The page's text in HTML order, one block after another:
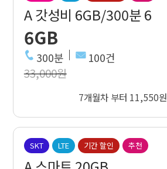
A 갓성비 6GB/300분 6
6GB
300분 100건
33,000원
7개월차 부터 11,550원
SKT LTE 기간 할인 추천